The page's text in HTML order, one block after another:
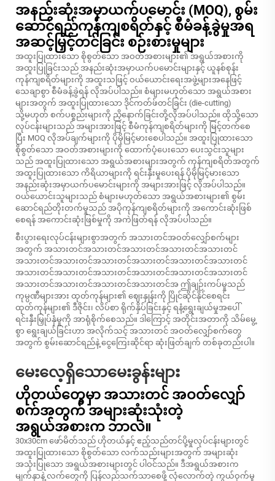
အနည်းဆုံးအမှာယက်ပမောင်း (MOQ), စွမ်း
ဆောင်ရည်ကုန်ကျစရိတ်နှင့် စီမံခန့်ခွဲမှုအရ
အဆင့်မြှင့်တင်ခြင်း စဉ်းစားမှုများ
အထူးပြုထားသော စိုစွတ်သော အဝတ်အစားများ၏ အရွယ်အစားကို
အထူးပြုခြင်းသည် အနည်းဆုံးအမှာယက်ပမောင်းများနှင့် ယူနစ်စုန်း
ကုန်ကျစရိတ်များကို အထူးသဖြင့် ဝယ်ယောင်းရေးအဖွဲ့များအနေဖြင့်
သေချာစွာ စီမံခန့်ခွဲရန် လိုအပ်ပါသည်။ စံများမဟုတ်သော အရွယ်အစား
များအတွက် အထူးပြုထားသော ဒိုင်ကတ်ဖ်တင်ခြင်း (die-cutting)
သို့မဟုတ် စက်ပစ္စည်းများကို ညှိနောက်ခြင်းတို့လိုအပ်ပါသည်။ ထိုသို့သော
လုပ်ငန်းများသည် အများအားဖြင့် စီမံကုန်ကျစရိတ်များကို မြင့်တက်စေ
ပြီး MOQ လိုအပ်ချက်များကို ပိုမိုမြင့်မားစေပါသည်။ အထူးပြုထားသော
စိုစွတ်သော အဝတ်အစားများကို ထောက်ပံ့ပေးသော ပေးသွင်းသူများ
သည် အထူးပြုထားသော အရွယ်အစားများအတွက် ကုန်ကျစရိတ်အတွက်
အထူးပြုထားသော ကိရိယာများကို ရင်းနှီးမှုပေးရန် ပိုမိုမြင့်မားသော
အနည်းဆုံးအမှာယက်ပမောင်းများကို အများအားဖြင့် လိုအပ်ပါသည်။
ဝယ်ယောင်းသူများသည် စံများမဟုတ်သော အရွယ်အစားများ၏ စွမ်း
ဆောင်ရည်တိုးတက်မှုသည် အပိုကုန်ကျစရိတ်များကို အကောင်းဆုံးဖြစ်
စေရန် အကောင်းဆုံးဖြစ်မှုကို အကဲဖြတ်ရန် လိုအပ်ပါသည်။
စီးပွားရေးလုပ်ငန်းများစွာအတွက် အသားတင်အဝတ်လျှော်စက်များ
အတွက် အသားတင်အသားတင်အသားတင်အသားတင်အသားတင်
အသားတင်အသားတင်အသားတင်အသားတင်အသားတင်အသားတင်
အသားတင်အသားတင်အသားတင်အသားတင်အသားတင်အသားတင်
အသားတင်အသားတင်အသားတင်အသားတင်အ ဤချဉ်းကပ်မှုသည်
ကုမ္ပဏီများအား ထုတ်ကုန်များ၏ ဈေးနှုန်းကို ပြိုင်ဆိုင်နိုင်စေရင်း
ထုတ်ကုန်များ၏ ဒီဇိုင်း၊ လိပ်စာ ရိုက်နှိပ်ခြင်းနှင့် ရနံ့ရွေးချယ်မှုအပေါ်
ရင်းနှီးမြှုပ်နှံမှုကို အာရုံစိုက်စေသည်။ ဒါကြောင့် အတိုင်းအတာကို သိမ်မွေ့
စွာ ရွေးချယ်ခြင်းဟာ အလိုက်သင့် အသားတင် အဝတ်လျှော်စက်တွေ
အတွက် စွမ်းဆောင်ရည်နဲ့ ငွေကြေးဆိုင်ရာ ဆုံးဖြတ်ချက် တစ်ခုတည်းပါ။
မေးလေ့ရှိသောမေးခွန်းများ
ဟိုတယ်တွေမှာ အသားတင် အဝတ်လျှော်
စက်အတွက် အများဆုံးသုံးတဲ့
အရွယ်အစားက ဘာလဲ။
30x30cm ဖော်မိတ်သည် ဟိုတယ်နှင့် ဧည့်သည်တင်ပို့မှုလုပ်ငန်းများတွင်
အထူးပြုထားသော စိုစွတ်သော လက်သည်းများအတွက် အများဆုံး
အသုံးပြုသော အရွယ်အစားများတွင် ပါဝင်သည်။ ဒီအရွယ်အစားက
မျက်နှာနဲ့ လက်တွေကို ပြန်လည်သက်သာစေဖို့ လုံလောက်တဲ့ ကွယ်ဝှက်မှု